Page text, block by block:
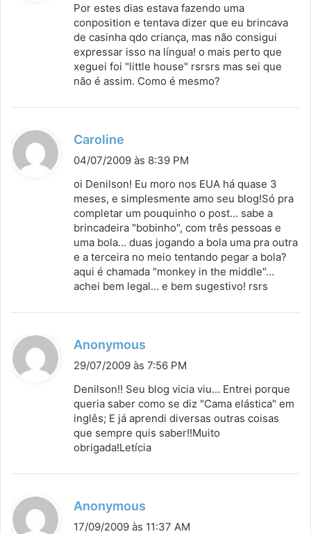
s
e
:
Por estes dias estava fazendo uma
conposition e tentava dizer que eu brincava
de casinha qdo criança, mas não consigui
expressar isso na língua! o mais perto que
xeguei foi "little house" rsrsrs mas sei que
não é assim. Como é mesmo?
Caroline
i
s
e
:
04/07/2009 às 8:39 PM
oi Denilson! Eu moro nos EUA há quase 3
meses, e simplesmente amo seu blog!Só pra
completar um pouquinho o post… sabe a
brincadeira "bobinho", com três pessoas e
uma bola… duas jogando a bola uma pra outra
e a terceira no meio tentando pegar a bola?
aqui é chamada "monkey in the middle"…
achei bem legal… e bem sugestivo! rsrs
Anonymous
i
s
e
:
29/07/2009 às 7:56 PM
Denilson!! Seu blog vicia viu… Entrei porque
queria saber como se diz "Cama elástica" em
inglês; E já aprendi diversas outras coisas
que sempre quis saber!!Muito
obrigada!Letícia
Anonymous
i
17/09/2009 às 11:37 AM